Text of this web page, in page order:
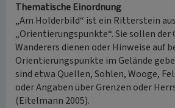
Thematische Einordnung
„Am Holderbild“ ist ein Ritterstein
„Orientierungspunkte“. Sie sollen der
Wanderers dienen oder Hinweise auf
Orientierungspunkte im Gelände
sind etwa Quellen, Sohlen, Wooge,
oder Angaben über Grenzen oder
(Eitelmann 2005).